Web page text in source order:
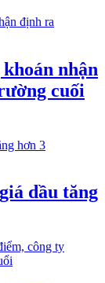
nhận
cuối
dầu tăng